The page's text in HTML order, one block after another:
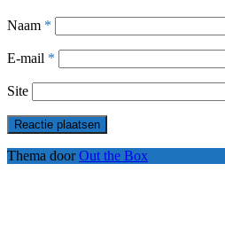
Naam *
E-mail *
Site
Thema doorOut the Box